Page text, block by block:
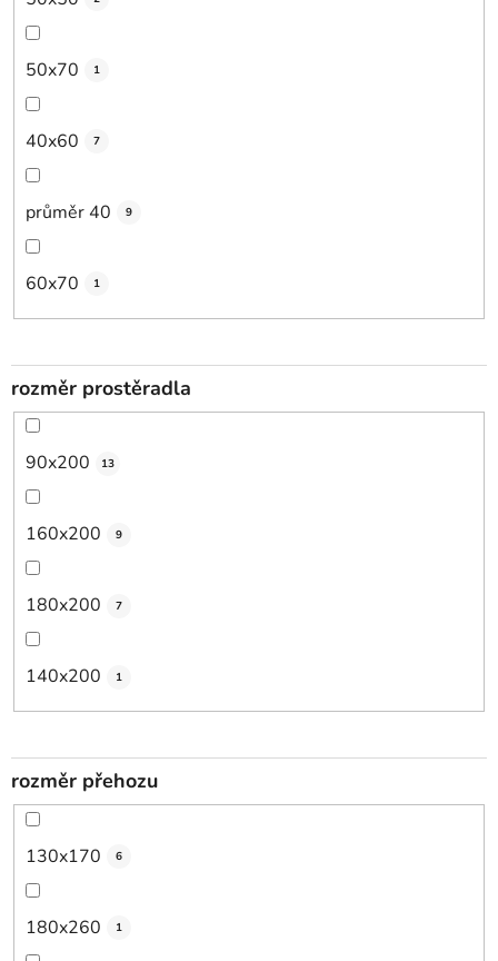
50x70 1
40x60 7
průměr 40 9
60x70 1
rozměr prostěradla
90x200 13
160x200 9
180x200 7
140x200 1
rozměr přehozu
130x170 6
180x260 1